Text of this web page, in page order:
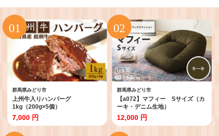
群馬県みどり市
上州牛入りハンバーグ
1kg（200g×5個）
7,000 円
群馬県みどり市
【a072】マフィー Sサイズ（カ
ーキ・デニム生地）
12,000 円